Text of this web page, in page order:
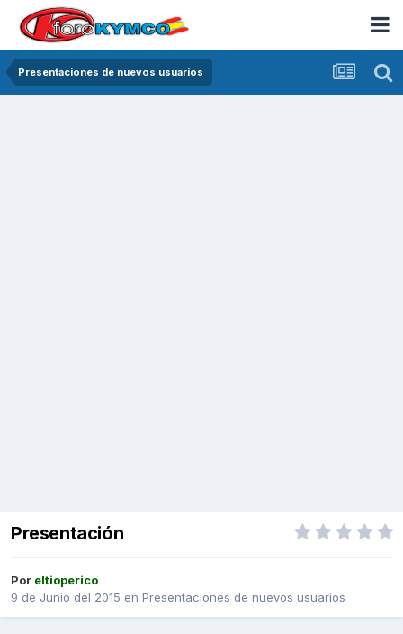
Presentaciones de nuevos usuarios
Presentación
Por eltioperico
9 de Junio del 2015 en Presentaciones de nuevos usuarios